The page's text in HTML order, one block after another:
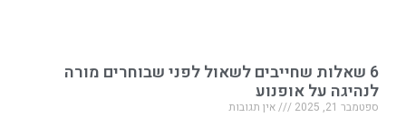
6 שאלות שחייבים לשאול לפני שבוחרים מורה
לנהיגה על אופנוע
ספטמבר 21, 2025 אין תגובות